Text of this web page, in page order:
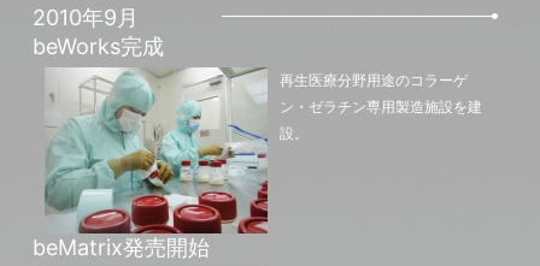
2010年9月
beWorks完成
再生医療分野用途のコラーゲ
ン・ゼラチン専用製造施設を建
設。
beMatrix発売開始